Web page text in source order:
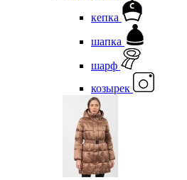
кепка
шапка
шарф
козырек